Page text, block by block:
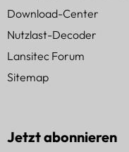
Download-Center
Nutzlast-Decoder
Lansitec Forum
Sitemap
Jetzt abonnieren